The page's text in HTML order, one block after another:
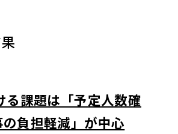
る課題は「予定人数確
負担軽減」が中心